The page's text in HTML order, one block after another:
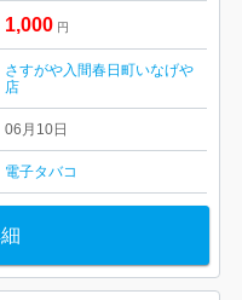
1,000 円
さすがや入間春日町いなげや
店
06月10日
電子タバコ